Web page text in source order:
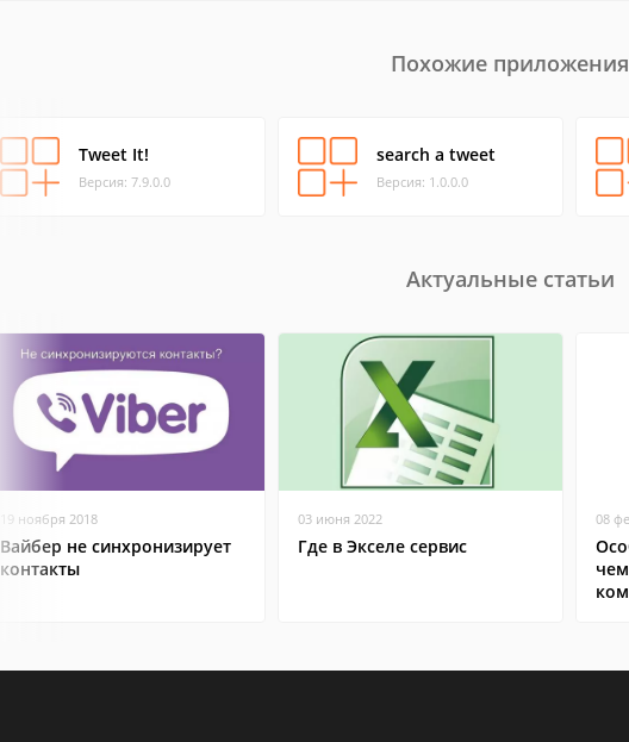
Похожие приложения
Tweet It!
Версия: 7.9.0.0
search a tweet
Версия: 1.0.0.0
Актуальные статьи
19 ноября 2018
Вайбер не синхронизирует
контакты
03 июня 2022
Где в Экселе сервис
08